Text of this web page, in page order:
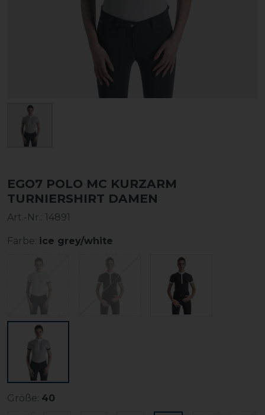
EGO7 POLO MC KURZARM
TURNIERSHIRT DAMEN
Art.-Nr.: 14891
Farbe: ice grey/white
Größe: 40